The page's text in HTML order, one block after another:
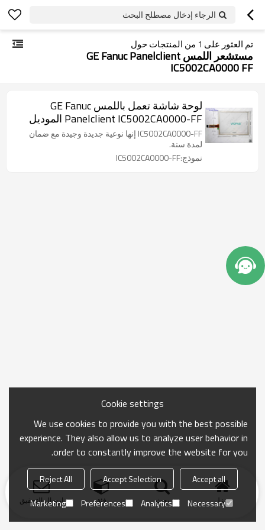
الرجاء إدخال مصطلح البحث
تم العثور على 1 من المنتجات حول
مستشعر اللمس GE Fanuc Panelclient
IC5002CA0000 FF
لوحة شاشة تعمل باللمس GE Fanuc
Panelclient IC5002CA0000-FF الموديل
رقم ES1222 42G7311-0003
IC5002CA0000-FF إنها نوعية جديدة وجيدة مع ضمان
لمدة سنة.
نموذج:IC5002CA0000-FF
منزل بحث فئة ارسال التحقيق
Cookie settings
We use cookies to provide you with the best possible
experience. They also allow us to analyze user behavior in
order to constantly improve the website for you.
Accept all
Accept Selection
Reject All
Necessary
Analytics
Preferences
Marketing